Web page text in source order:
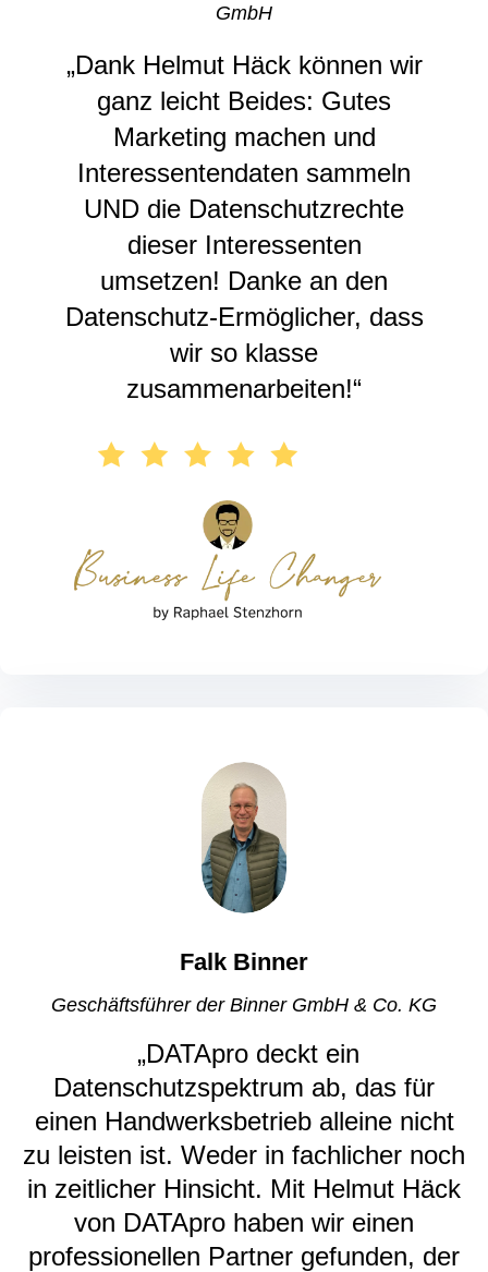
GmbH
„Dank Helmut Häck können wir
ganz leicht Beides: Gutes
Marketing machen und
Interessentendaten sammeln
UND die Datenschutzrechte
dieser Interessenten
umsetzen! Danke an den
Datenschutz-Ermöglicher, dass
wir so klasse
zusammenarbeiten!“
Falk Binner
Geschäftsführer der Binner GmbH & Co. KG
„DATApro deckt ein
Datenschutzspektrum ab, das für
einen Handwerksbetrieb alleine nicht
zu leisten ist. Weder in fachlicher noch
in zeitlicher Hinsicht. Mit Helmut Häck
von DATApro haben wir einen
professionellen Partner gefunden, der